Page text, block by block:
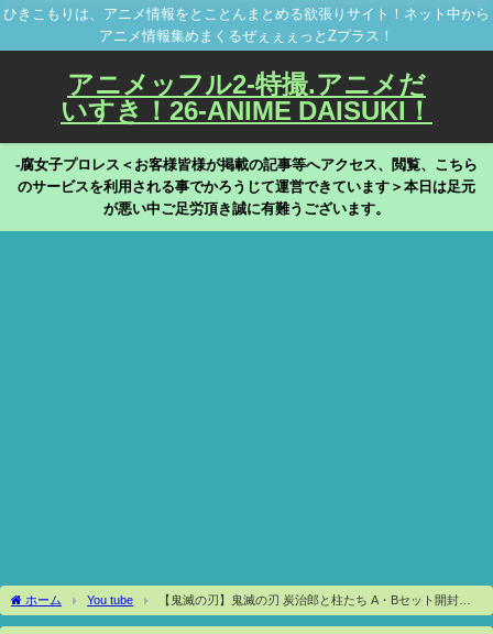
ひきこもりは、アニメ情報をとことんまとめる欲張りサイト！ネット中から
アニメ情報集めまくるぜぇぇぇっとZプラス！
アニメッフル2-特撮.アニメだ
いすき！26-ANIME DAISUKI！
-腐女子プロレス＜お客様皆様が掲載の記事等へアクセス、閲覧、こちら
のサービスを利用される事でかろうじて運営できています＞本日は足元
が悪い中ご足労頂き誠に有難うございます。
ホーム You tube
【鬼滅の刃】鬼滅の刃 炭治郎と柱たち A・Bセット開封☆
最高の出来じゃあああないか！！！＜前編＞